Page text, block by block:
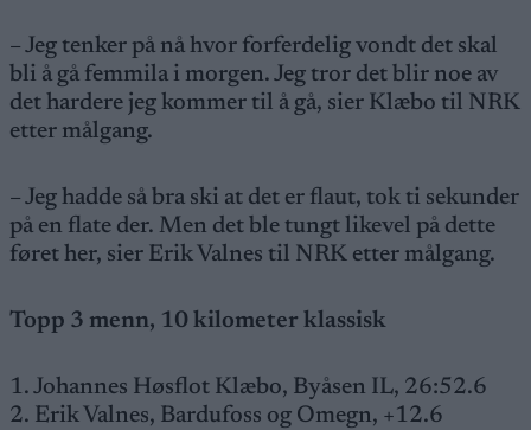
– Jeg tenker på nå hvor forferdelig vondt det skal
bli å gå femmila i morgen. Jeg tror det blir noe av
det hardere jeg kommer til å gå, sier Klæbo til NRK
etter målgang.
– Jeg hadde så bra ski at det er flaut, tok ti sekunder
på en flate der. Men det ble tungt likevel på dette
føret her, sier Erik Valnes til NRK etter målgang.
Topp 3 menn, 10 kilometer klassisk
1. Johannes Høsflot Klæbo, Byåsen IL, 26:52.6
2. Erik Valnes, Bardufoss og Omegn, +12.6